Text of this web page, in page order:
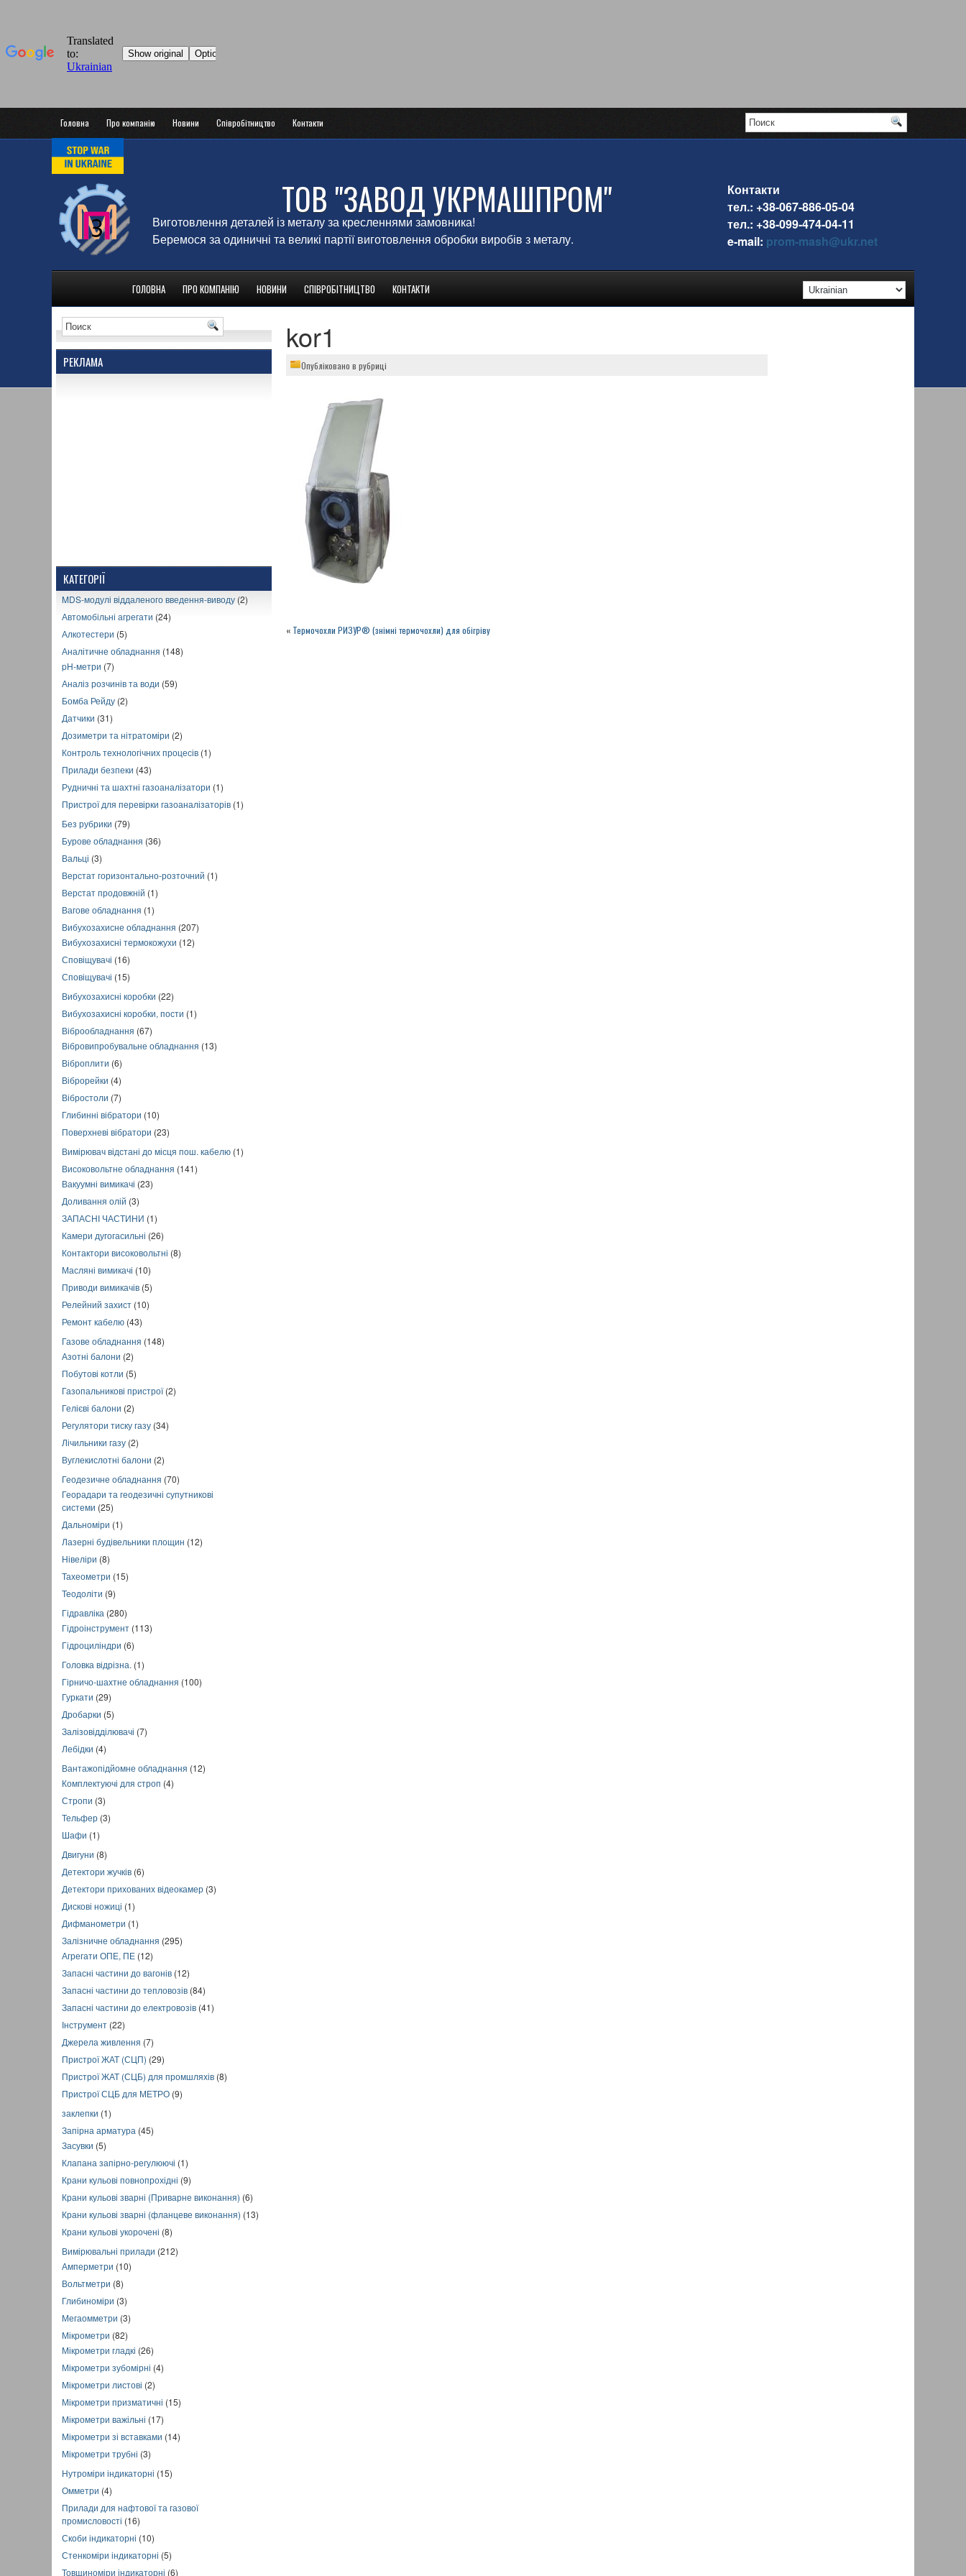
Головна Про компанію Новини Співробітництво Контакти
ТОВ "ЗАВОД УКРМАШПРОМ"
Виготовлення деталей із металу за кресленнями замовника!
Беремося за одиничні та великі партії виготовлення обробки виробів з металу.
Контакти
тел.: +38-067-886-05-04
тел.: +38-099-474-04-11
e-mail: prom-mash@ukr.net
ГОЛОВНА ПРО КОМПАНІЮ НОВИНИ СПІВРОБІТНИЦТВО КОНТАКТИ
РЕКЛАМА
КАТЕГОРІЇ
MDS-модулі віддаленого введення-виводу (2)
Автомобільні агрегати (24)
Алкотестери (5)
Аналітичне обладнання (148)
pH-метри (7)
Аналіз розчинів та води (59)
Бомба Рейду (2)
Датчики (31)
Дозиметри та нітратоміри (2)
Контроль технологічних процесів (1)
Прилади безпеки (43)
Рудничні та шахтні газоаналізатори (1)
Пристрої для перевірки газоаналізаторів (1)
Без рубрики (79)
Бурове обладнання (36)
Вальці (3)
Верстат горизонтально-розточний (1)
Верстат продовжній (1)
Вагове обладнання (1)
Вибухозахисне обладнання (207)
Вибухозахисні термокожухи (12)
Сповіщувачі (16)
Сповіщувачі (15)
Вибухозахисні коробки (22)
Вибухозахисні коробки, пости (1)
Віброобладнання (67)
Вібровипробувальне обладнання (13)
Віброплити (6)
Віброрейки (4)
Вібростоли (7)
Глибинні вібратори (10)
Поверхневі вібратори (23)
Вимірювач відстані до місця пош. кабелю (1)
Високовольтне обладнання (141)
Вакуумні вимикачі (23)
Доливання олій (3)
ЗАПАСНІ ЧАСТИНИ (1)
Камери дугогасильні (26)
Контактори високовольтні (8)
Масляні вимикачі (10)
Приводи вимикачів (5)
Релейний захист (10)
Ремонт кабелю (43)
Газове обладнання (148)
Азотні балони (2)
Побутові котли (5)
Газопальникові пристрої(2)
Гелієві балони (2)
Регулятори тиску газу (34)
Лічильники газу (2)
Вуглекислотні балони (2)
Геодезичне обладнання (70)
Георадари та геодезичні супутникові
системи (25)
Дальноміри (1)
Лазерні будівельники площин (12)
Нівеліри (8)
Тахеометри (15)
Теодоліти (9)
Гідравліка (280)
Гідроінструмент (113)
Гідроциліндри (6)
Головка відрізна. (1)
Гірничо-шахтне обладнання (100)
Гуркати (29)
Дробарки (5)
Залізовідділювачі (7)
Лебідки (4)
Вантажопідйомне обладнання (12)
Комплектуючі для строп (4)
Стропи (3)
Тельфер (3)
Шафи (1)
Двигуни (8)
Детектори жучків (6)
Детектори прихованих відеокамер (3)
Дискові ножиці (1)
Дифманометри (1)
Залізничне обладнання (295)
Агрегати ОПЕ, ПЕ (12)
Запасні частини до вагонів (12)
Запасні частини до тепловозів (84)
Запасні частини до електровозів (41)
Інструмент (22)
Джерела живлення (7)
Пристрої ЖАТ (СЦП) (29)
Пристрої ЖАТ (СЦБ) для промшляхів (8)
Пристрої СЦБ для МЕТРО (9)
заклепки (1)
Запірна арматура (45)
Засувки (5)
Клапана запірно-регулюючі (1)
Крани кульові повнопрохідні (9)
Крани кульові зварні (Приварне виконання) (6)
Крани кульові зварні (фланцеве виконання) (13)
Крани кульові укорочені (8)
Вимірювальні прилади (212)
Амперметри (10)
Вольтметри (8)
Глибиноміри (3)
Мегаомметри (3)
Мікрометри (82)
Мікрометри гладкі (26)
Мікрометри зубомірні (4)
Мікрометри листові (2)
Мікрометри призматичні (15)
Мікрометри важільні (17)
Мікрометри зі вставками (14)
Мікрометри трубні (3)
Нутроміри індикаторні (15)
Омметри (4)
Прилади для нафтової та газової
промисловості (16)
Скоби індикаторні (10)
Стенкоміри індикаторні (5)
Товщиноміри індикаторні (6)
kor1
Опубліковано в рубриці
« Термочохли РИЗУР® (знімні термочохли) для обігріву